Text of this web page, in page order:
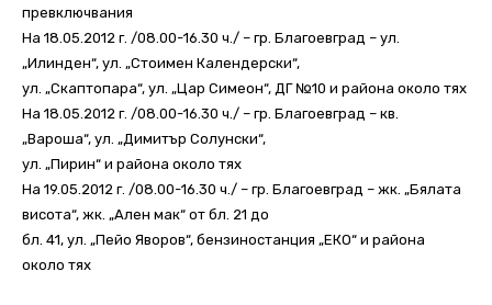
превключвания
На 18.05.2012 г. /08.00-16.30 ч./ – гр. Благоевград – ул.
„Илинден“, ул. „Стоимен Календерски“,
ул. „Скаптопара“, ул. „Цар Симеон“, ДГ №10 и района около тях
На 18.05.2012 г. /08.00-16.30 ч./ – гр. Благоевград – кв.
„Вароша“, ул. „Димитър Солунски“,
ул. „Пирин“ и района около тях
На 19.05.2012 г. /08.00-16.30 ч./ – гр. Благоевград – жк. „Бялата
висота“, жк. „Ален мак“ от бл. 21 до
бл. 41, ул. „Пейо Яворов“, бензиностанция „ЕКО“ и района
около тях